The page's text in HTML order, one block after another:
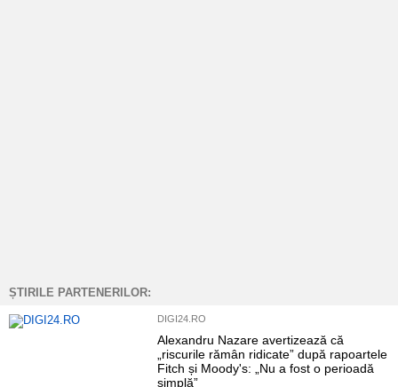
ȘTIRILE PARTENERILOR:
DIGI24.RO
Alexandru Nazare avertizează că
„riscurile rămân ridicate” după rapoartele
Fitch și Moody's: „Nu a fost o perioadă
simplă”